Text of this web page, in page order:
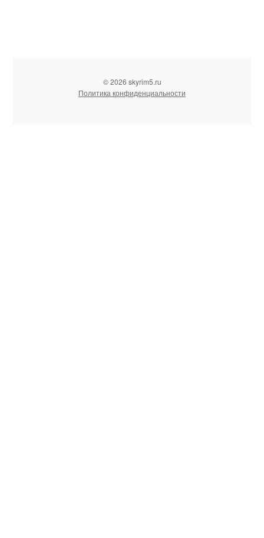
© 2026 skyrim5.ru
Политика конфиденциальности